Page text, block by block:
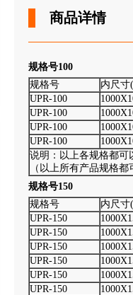
商品详情
规格号100
规格号
内尺
UPR-100
UPR-100
UPR-100
UPR-100
说明：以上各规格都可
（以上所有产品规格
规格号150
规格号
内尺
UPR-150
UPR-150
UPR-150
UPR-150
UPR-150
UPR-150